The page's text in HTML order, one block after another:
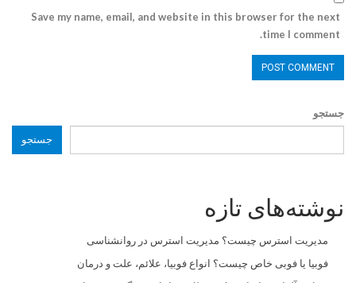
Save my name, email, and website in this browser for the next
time I comment.
جستجو
جستجو
نوشته‌های تازه
مدیریت استرس چیست؟ مدیریت استرس در روانشناسی
فوبیا یا فوبی خاص چیست؟ انواع فوبیا، علائم، علت و درمان